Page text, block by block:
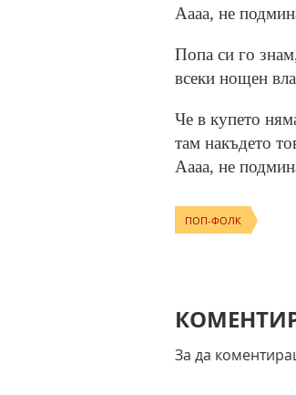
Аааа, не
Попа си го
всеки нощен
Че в купето
там накъдето
Аааа, не
ПОП-ФОЛК
За да